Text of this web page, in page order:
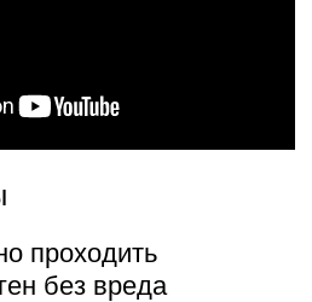
проходить
без вреда